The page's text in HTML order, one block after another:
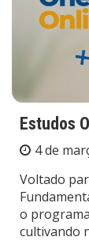
Estudos
4 de
Voltado
o
cultivando